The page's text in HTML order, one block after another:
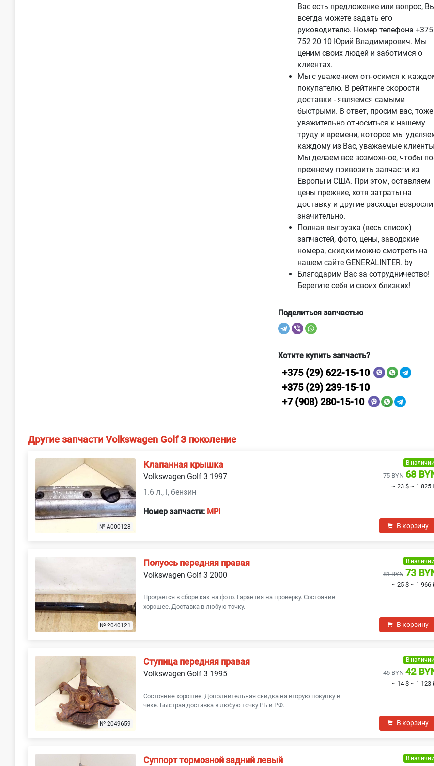
Вас есть предложение или вопрос,
всегда можете задать его
руководителю. Номер телефона
752 20 10 Юрий Владимирович. Мы
ценим своих людей и заботимся о
клиентах.
Мы с уважением относимся к
покупателю. В рейтинге скорости
доставки - являемся самыми
быстрыми. В ответ, просим вас, тоже
уважительно относиться к нашему
труду и времени, которое мы
каждому из Вас, уважаемые
Мы делаем все возможное, чтобы
прежнему привозить запчасти из
Европы и США. При этом, оставляем
цены прежние, хотя затраты на
доставку и другие расходы возросли
значительно.
Полная выгрузка (весь список)
запчастей, фото, цены, заводские
номера, скидки можно смотреть на
нашем сайте GENERALINTER. by
Благодарим Вас за сотрудничество!
Берегите себя и своих близких!
Поделиться запчастью
Хотите купить запчасть?
+375 (29) 622-15-10
+375 (29) 239-15-10
+7 (908) 280-15-10
Другие запчасти Volkswagen Golf 3 поколение
№ A000128
Клапанная крышка
Volkswagen Golf 3 1997
1.6 л., i, бензин
Номер запчасти: MPI
В наличии
75 BYN 68
~ 23 $ ~ 1 825
В корзину
№ 2040121
Полуось передняя правая
Volkswagen Golf 3 2000
Продается в сборе как на фото. Гарантия на проверку. Состояние
хорошее. Доставка в любую точку.
В наличии
81 BYN 73
~ 25 $ ~ 1 966
В корзину
№ 2049659
Ступица передняя правая
Volkswagen Golf 3 1995
Состояние хорошее. Дополнительная скидка на вторую покупку в
чеке. Быстрая доставка в любую точку РБ и РФ.
В наличии
46 BYN 42
~ 14 $ ~ 1 123
В корзину
Суппорт тормозной задний левый В наличии